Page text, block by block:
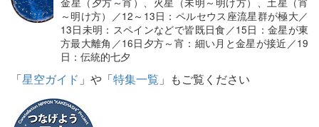
～明け方）／12～13日：ペルセウス座流星群が極大／
13日未明：スペインなどで皆既日食／15日：金星が東
方最大離角／16日夕方～宵：細い月と金星が接近／19
日：伝統的七夕
「星空ガイド 」や「特集一覧 」もご覧ください